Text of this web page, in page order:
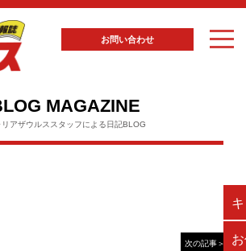
お問い合わせ
MAGAZINE
リアザウルススタッフによる日記BLOG
次の記事＞